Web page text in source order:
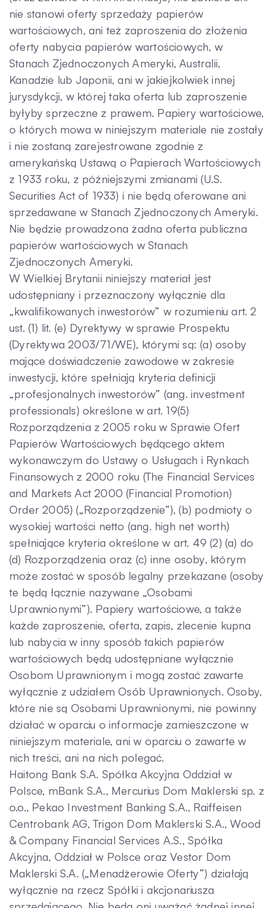
nie stanowi oferty sprzedaży papierów
wartościowych, ani też zaproszenia do złożenia
oferty nabycia papierów wartościowych, w
Stanach Zjednoczonych Ameryki, Australii,
Kanadzie lub Japonii, ani w jakiejkolwiek innej
jurysdykcji, w której taka oferta lub zaproszenie
byłyby sprzeczne z prawem. Papiery wartościowe,
o których mowa w niniejszym materiale nie zostały
i nie zostaną zarejestrowane zgodnie z
amerykańską Ustawą o Papierach Wartościowych
z 1933 roku, z późniejszymi zmianami (U.S.
Securities Act of 1933) i nie będą oferowane ani
sprzedawane w Stanach Zjednoczonych Ameryki.
Nie będzie prowadzona żadna oferta publiczna
papierów wartościowych w Stanach
Zjednoczonych Ameryki.
W Wielkiej Brytanii niniejszy materiał jest
udostępniany i przeznaczony wyłącznie dla
„kwalifikowanych inwestorów” w rozumieniu art. 2
ust. (1) lit. (e) Dyrektywy w sprawie Prospektu
(Dyrektywa 2003/71/WE), którymi są: (a) osoby
mające doświadczenie zawodowe w zakresie
inwestycji, które spełniają kryteria definicji
„profesjonalnych inwestorów” (ang. investment
professionals) określone w art. 19(5)
Rozporządzenia z 2005 roku w Sprawie Ofert
Papierów Wartościowych będącego aktem
wykonawczym do Ustawy o Usługach i Rynkach
Finansowych z 2000 roku (The Financial Services
and Markets Act 2000 (Financial Promotion)
Order 2005) („Rozporządzenie”), (b) podmioty o
wysokiej wartości netto (ang. high net worth)
spełniające kryteria określone w art. 49 (2) (a) do
(d) Rozporządzenia oraz (c) inne osoby, którym
może zostać w sposób legalny przekazane (osoby
te będą łącznie nazywane „Osobami
Uprawnionymi”). Papiery wartościowe, a także
każde zaproszenie, oferta, zapis, zlecenie kupna
lub nabycia w inny sposób takich papierów
wartościowych będą udostępniane wyłącznie
Osobom Uprawnionym i mogą zostać zawarte
wyłącznie z udziałem Osób Uprawnionych. Osoby,
które nie są Osobami Uprawnionymi, nie powinny
działać w oparciu o informacje zamieszczone w
niniejszym materiale, ani w oparciu o zawarte w
nich treści, ani na nich polegać.
Haitong Bank S.A. Spółka Akcyjna Oddział w
Polsce, mBank S.A., Mercurius Dom Maklerski sp. z
o.o., Pekao Investment Banking S.A., Raiffeisen
Centrobank AG, Trigon Dom Maklerski S.A., Wood
& Company Financial Services A.S., Spółka
Akcyjna, Oddział w Polsce oraz Vestor Dom
Maklerski S.A. („Menadżerowie Oferty”) działają
wyłącznie na rzecz Spółki i akcjonariusza